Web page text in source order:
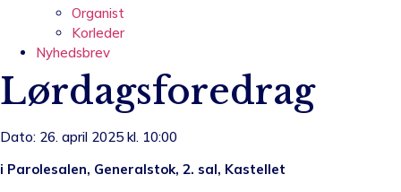
Organist
Korleder
Nyhedsbrev
Lørdagsforedrag
Dato: 26. april 2025 kl. 10:00
i Parolesalen, Generalstok, 2. sal, Kastellet